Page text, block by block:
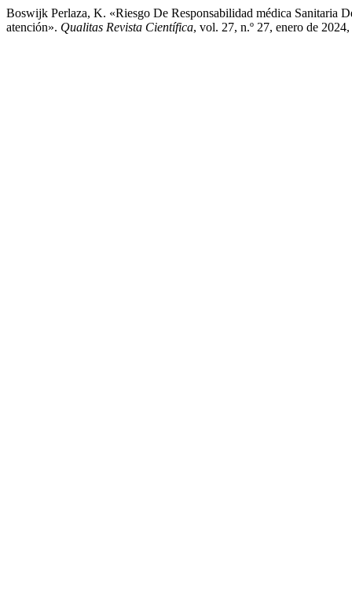
Boswijk Perlaza, K. «Riesgo De Responsabilidad médica Sanitaria
atención». Qualitas Revista Científica, vol. 27, n.º 27, enero de